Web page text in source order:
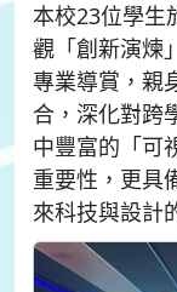
本校23位學生
觀「創新演煉
專業導賞，親
合，深化對跨
中豐富的「可
重要性，更具
來科技與設計